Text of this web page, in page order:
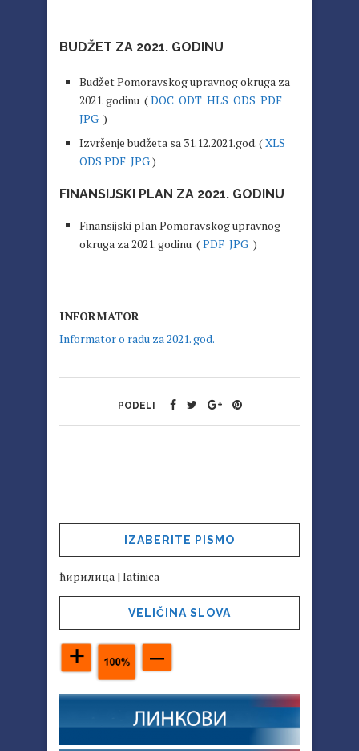
BUDŽET ZA 2021. GODINU
Budžet Pomoravskog upravnog okruga za
2021. godinu (DOC ODT HLS ODS PDF
JPG )
Izvršenje budžeta sa 31.12.2021.god. (XLS
ODS PDF JPG)
FINANSIJSKI PLAN ZA 2021. GODINU
Finansijski plan Pomoravskog upravnog
okruga za 2021. godinu (PDF JPG )
INFORMATOR
Informator o radu za 2021. god.
PODELI
IZABERITE PISMO
ћирилица | latinica
VELIČINA SLOVA